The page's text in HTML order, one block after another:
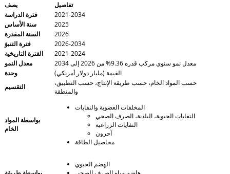
يصف
تفاصيل
فترة الدراسة
2021-2034
سنة الأساس
2025
2026
فترة التنبؤ
2026-2034
الفترة التاريخية
2021-2024
معدل النمو
معدل نمو سنوي مركب قدره 9.36% من 2026 إلى 2034
وحدة
القيمة (مليار دولار أمريكي)
التقسيم
حسب المواد الخام، حسب طريقة الإنتاج، حسب التطبيق،
والمنطقة
بواسطة المواد
الخام
المخلفات العضوية والنفايات
النفايات الحيوية، البلدية، الصرف الصحي
النفايات الزراعية
آحرون
محاصيل الطاقة
الهضم الحيوي